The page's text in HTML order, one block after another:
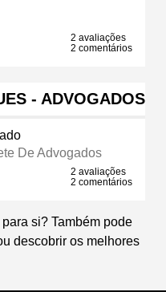
2 avaliações
2 comentários
- ADVOGADOS
De Advogados
2 avaliações
2 comentários
si? Também pode
descobrir os melhores